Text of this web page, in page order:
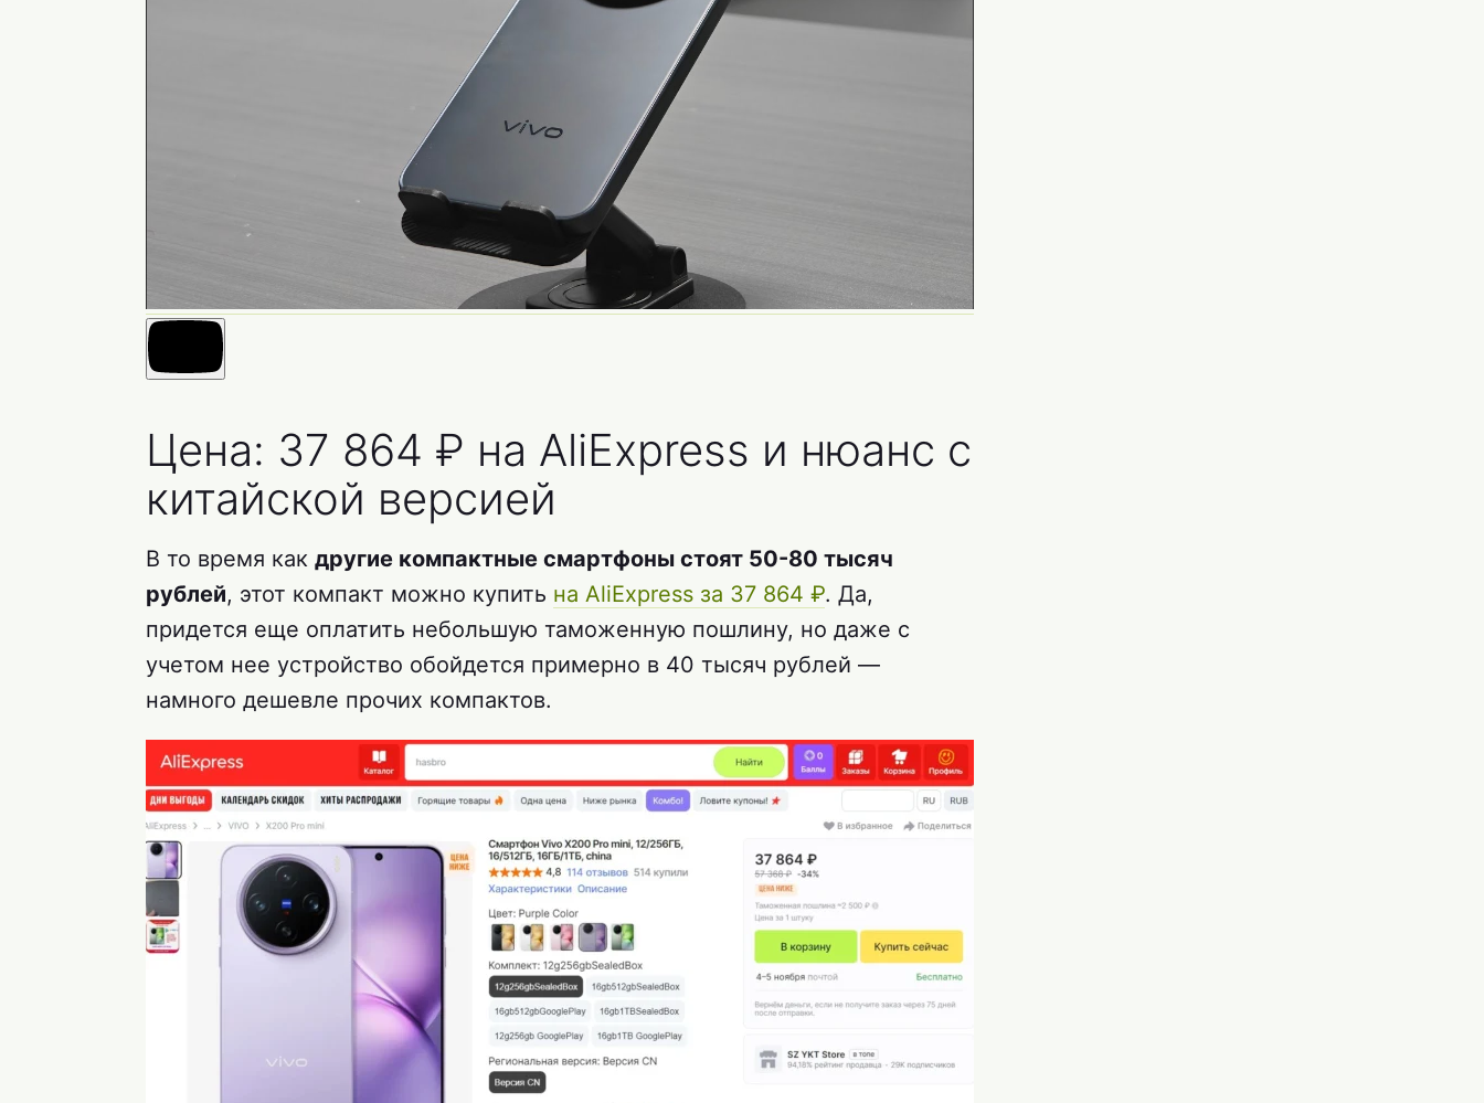
Цена: 37 864 ₽ на AliExpress и нюанс с
китайской версией
В то время как другие компактные смартфоны стоят 50-80 тысяч
рублей, этот компакт можно купить на AliExpress за 37 864 ₽. Да,
придется еще оплатить небольшую таможенную пошлину, но даже с
учетом нее устройство обойдется примерно в 40 тысяч рублей —
намного дешевле прочих компактов.